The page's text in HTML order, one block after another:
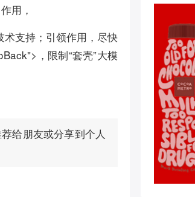
用，
支持；引领作用，尽快
，限制“套壳”大模
给朋友或分享到个人